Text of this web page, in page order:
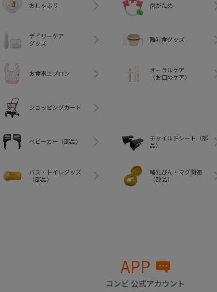
おしゃぶり 歯がため
デイリーケア
グッズ
離乳食グッズ
お食事エプロン
オーラルケア
（お口のケア）
ショッピングカート
ベビーカー（部品）
チャイルドシート（部
品）
バス・トイレグッズ
（部品）
哺乳びん・マグ関連
（部品）
APP
コンビ 公式アカウント